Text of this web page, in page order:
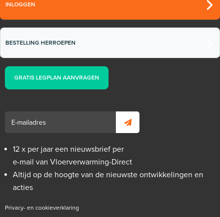
INLOGGEN
BESTELLING HERROEPEN
GRATIS LEGPLAN AANVRAGEN
12 x per jaar een nieuwsbrief per
e-mail van Vloerverwarming-Direct
Altijd op de hoogte van de nieuwste ontwikkelingen en
acties
Privacy- en cookieverklaring